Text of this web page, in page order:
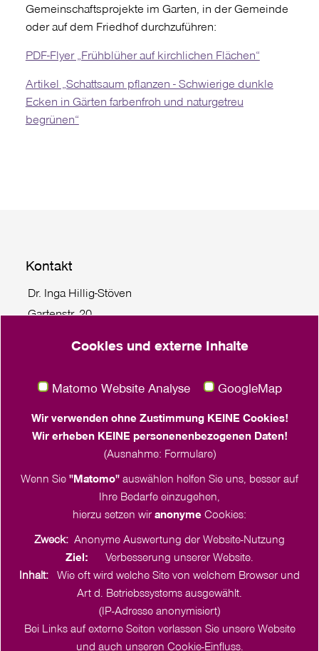
Gemeinschaftsprojekte im Garten, in der Gemeinde
oder auf dem Friedhof durchzuführen:
PDF-Flyer „Frühblüher auf kirchlichen Flächen“
Artikel „Schattsaum pflanzen - Schwierige dunkle
Ecken in Gärten farbenfroh und naturgetreu
begrünen“
Kontakt
Dr. Inga Hillig-Stöven
Gartenstr. 20
Tel. +49 431 55779 114
Juliane Bäthge
Häktweg 4-6
Tel. +49 151 2375 3095
frauenwerk.nordkirche.de
Cookies und externe Inhalte
Matomo Website Analyse GoogleMap
Wir verwenden ohne Zustimmung KEINE Cookies!
Wir erheben KEINE personenenbezogenen Daten!
(Ausnahme: Formulare)
Wenn Sie "Matomo" auswählen helfen Sie uns, besser auf
Ihre Bedarfe einzugehen,
hierzu setzen wir anonyme Cookies:
Zweck: Anonyme Auswertung der Website-Nutzung
Ziel: Verbesserung unserer Website.
Inhalt: Wie oft wird welche Site von welchem Browser und
Art d. Betriebssystems ausgewählt.
(IP-Adresse anonymisiert)
Bei Links auf externe Seiten verlassen Sie unsere Website
und auch unseren Cookie-Einfluss.